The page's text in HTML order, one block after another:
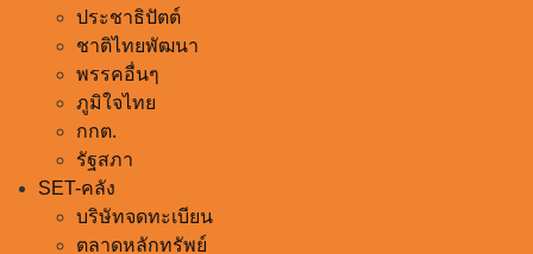
สำนักนายกฯ
มติ ครม.
วิเคราะห์-การเมือง
พลังประชารัฐ
เพื่อไทย
ประชาธิปัตต์
ชาติไทยพัฒนา
พรรคอื่นๆ
ภูมิใจไทย